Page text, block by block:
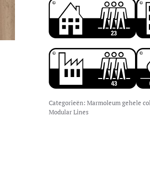
Categorieën: Marmoleum gehele
Modular Lines